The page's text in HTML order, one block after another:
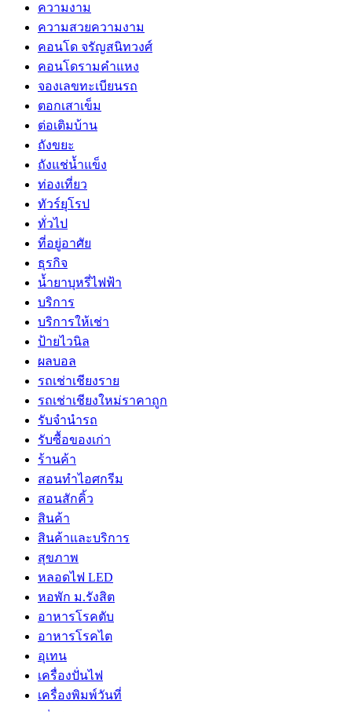
ความงาม
ความสวยความงาม
คอนโด จรัญสนิทวงศ์
คอนโดรามคำแหง
จองเลขทะเบียนรถ
ตอกเสาเข็ม
ต่อเติมบ้าน
ถังขยะ
ถังแช่น้ำแข็ง
ท่องเที่ยว
ทัวร์ยุโรป
ทั่วไป
ที่อยู่อาศัย
ธุรกิจ
น้ำยาบุหรี่ไฟฟ้า
บริการ
บริการให้เช่า
ป้ายไวนิล
ผลบอล
รถเช่าเชียงราย
รถเช่าเชียงใหม่ราคาถูก
รับจำนำรถ
รับซื้อของเก่า
ร้านค้า
สอนทำไอศกรีม
สอนสักคิ้ว
สินค้า
สินค้าและบริการ
สุขภาพ
หลอดไฟ LED
หอพัก ม.รังสิต
อาหารโรคตับ
อาหารโรคไต
อุเทน
เครื่องปั่นไฟ
เครื่องพิมพ์วันที่